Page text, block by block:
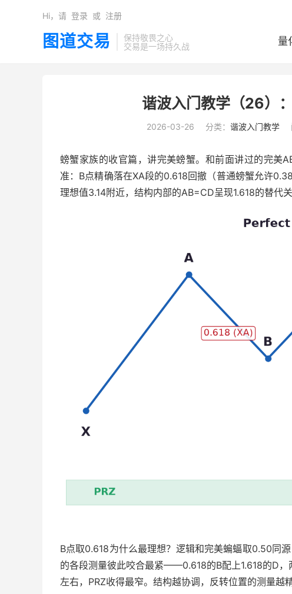
图道交易
保持敬畏之心
交易是一场持久战
量
Hi，请 登录 或 注册
谐波入门教学（26）
2026-03-26 分类： 谐波入门教学
螃蟹家族的收官篇，讲完美螃蟹。和前面讲过的完美
准：B点精确落在XA段的0.618回撤（普通螃蟹允许
理想值3.14附近，结构内部的AB=CD呈现1.618的替代关
B点取0.618为什么最理想？逻辑和完美蝙蝠取0.50同
的各段测量彼此咬合最紧——0.618的B配上1.618的D
左右，PRZ收得最窄。结构越协调，反转位置的测量越